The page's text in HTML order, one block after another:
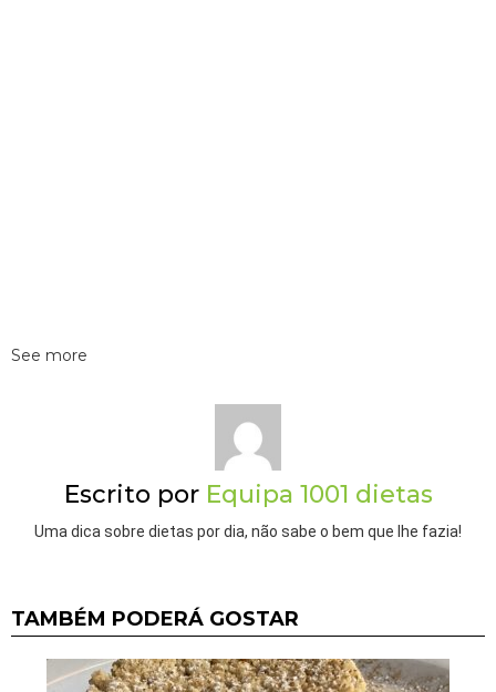
See more
Escrito por Equipa 1001 dietas
Uma dica sobre dietas por dia, não sabe o bem que lhe fazia!
TAMBÉM PODERÁ GOSTAR